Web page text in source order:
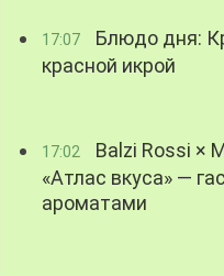
17:07
Блюдо дня:
красной икрой
17:02
Balzi Rossi ×
«Атлас вкуса» —
ароматами